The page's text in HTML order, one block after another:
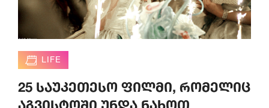
LIFE
25 საუკეთესო ფილმი, რომელიც
აგვისტოში უნდა ნახოთ